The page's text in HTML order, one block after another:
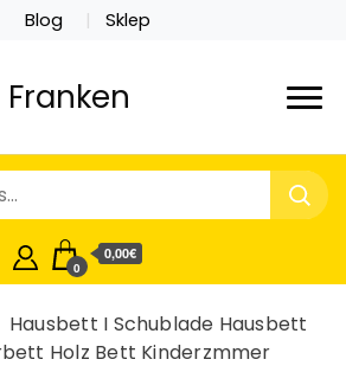
Blog Sklep
0
0,00€
Hausbett I Schublade Hausbett
Holz Bett Kinderzmmer